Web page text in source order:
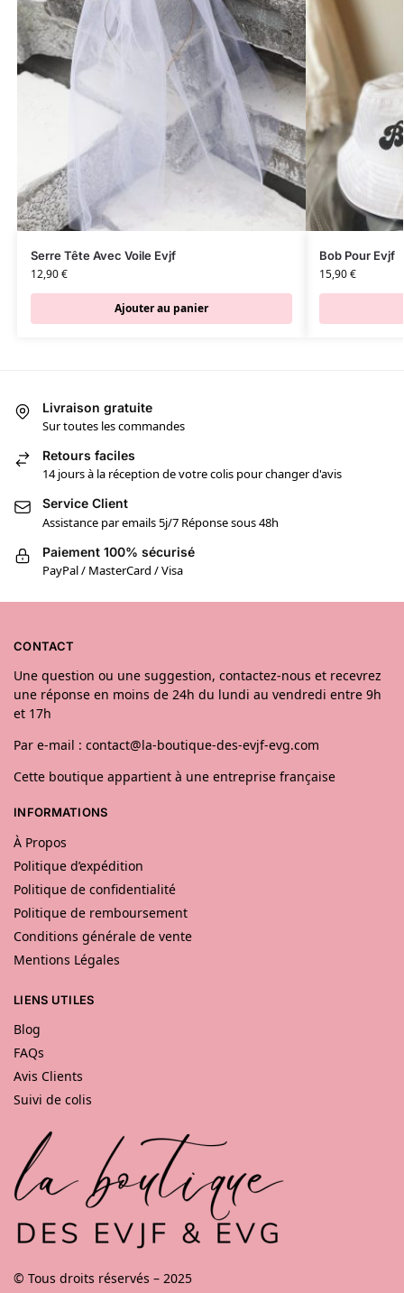
Serre Tête Avec Voile Evjf
12,90€
Ajouter au panier
Bob Pour Evjf
15,90€
Livraison gratuite
Sur toutes les commandes
Retours faciles
14 jours à la réception de votre colis pour changer d'avis
Service Client
Assistance par emails 5j/7 Réponse sous 48h
Paiement 100% sécurisé
PayPal / MasterCard / Visa
CONTACT
Une question ou une suggestion, contactez-nous et recevrez
une réponse en moins de 24h du lundi au vendredi entre 9h
et 17h
Par e-mail : contact@la-boutique-des-evjf-evg.com
Cette boutique appartient à une entreprise française
INFORMATIONS
À Propos
Politique d’expédition
Politique de confidentialité
Politique de remboursement
Conditions générale de vente
Mentions Légales
LIENS UTILES
Blog
FAQs
Avis Clients
Suivi de colis
© Tous droits réservés – 2025